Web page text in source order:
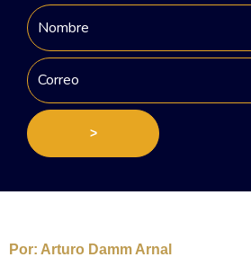
>
Por: Arturo Damm Arnal